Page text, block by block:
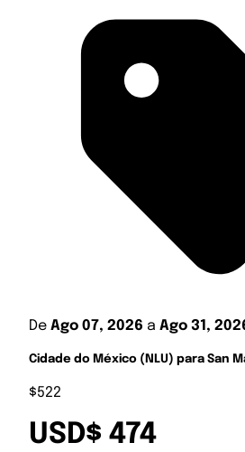
De Ago 07, 2026 a Ago 31,
Cidade do México (NLU) para San
$522
USD$ 474